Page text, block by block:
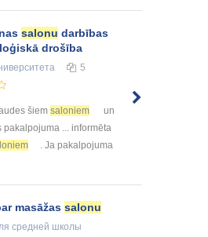
salonu darbības
drošība
5
šiem saloniem
un
pakalpojuma ... informēta
. Ja pakalpojuma
masāžas salonu
средней школы